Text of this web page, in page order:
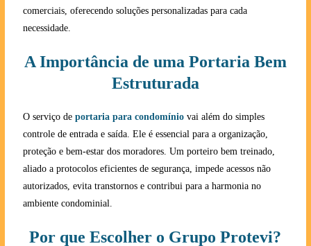
comerciais, oferecendo soluções personalizadas para cada
necessidade.
A Importância de uma Portaria Bem
Estruturada
O serviço de portaria para condomíniovai além do simples
controle de entrada e saída. Ele é essencial para a organização,
proteção e bem-estar dos moradores. Um porteiro bem treinado,
aliado a protocolos eficientes de segurança, impede acessos não
autorizados, evita transtornos e contribui para a harmonia no
ambiente condominial.
Por que Escolher o Grupo Protevi?